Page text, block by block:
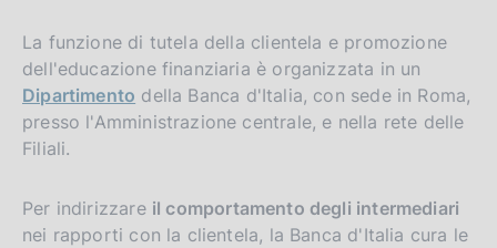
La funzione di tutela della clientela e promozione
dell'educazione finanziaria è organizzata in un
Dipartimento della Banca d'Italia, con sede in Roma,
presso l'Amministrazione centrale, e nella rete delle
Filiali.
Per indirizzare il comportamento degli intermediari
nei rapporti con la clientela, la Banca d'Italia cura le